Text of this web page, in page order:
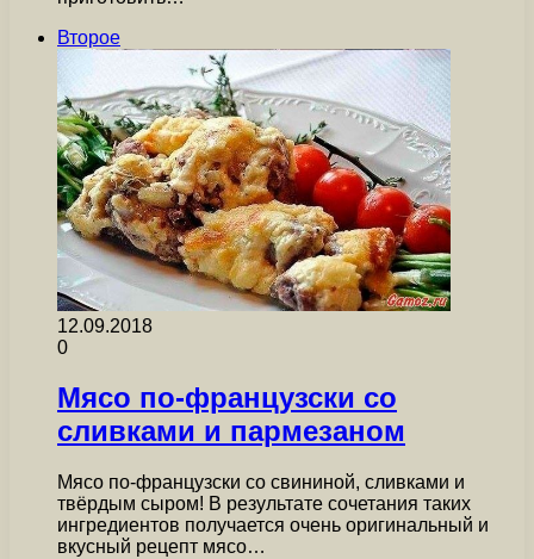
Второе
12.09.2018
0
Мясо по-французски со
сливками и пармезаном
Мясо по-французски со свининой, сливками и
твёрдым сыром! В результате сочетания таких
ингредиентов получается очень оригинальный и
вкусный рецепт мясо…